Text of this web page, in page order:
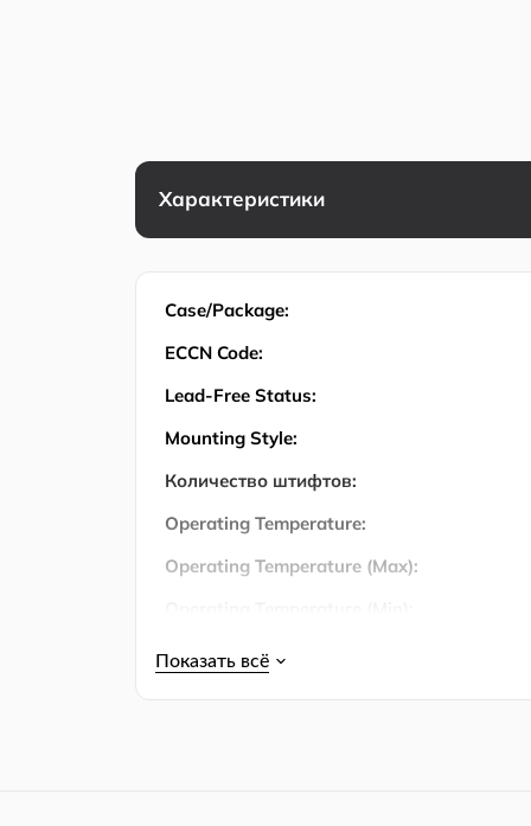
Характеристики
Case/Package:
ECCN Code:
Lead-Free Status:
Mounting Style:
Количество штифтов:
Operating Temperature:
Operating Temperature (Max):
Output Current: